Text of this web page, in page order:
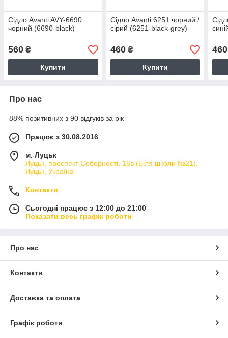
Сідло Avanti AVY-6690
чорний (6690-black)
560 ₴
Купити
Сідло Avanti 6251 чорний /
сірий (6251-black-grey)
460₴
Купити
460
Про нас
88% позитивних з 90 відгуків за рік
Працює з 30.08.2016
м. Луцьк
Луцьк, проспект Соборності, 16в (Біля школи №21),
Луцьк, Україна
Контакти
Сьогодні працює з 12:00 до 21:00
Показати весь графік роботи
Про нас
Контакти
Доставка та оплата
Графік роботи